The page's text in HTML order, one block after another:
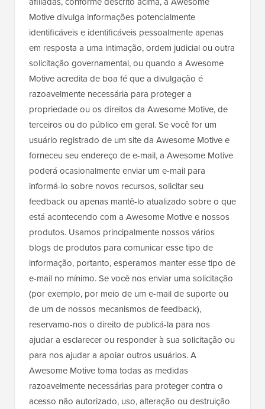
Motive divulga informações potencialmente
identificáveis e identificáveis pessoalmente apenas
em resposta a uma intimação, ordem judicial ou outra
solicitação governamental, ou quando a Awesome
Motive acredita de boa fé que a divulgação é
razoavelmente necessária para proteger a
propriedade ou os direitos da Awesome Motive, de
terceiros ou do público em geral. Se você for um
usuário registrado de um site da Awesome Motive e
forneceu seu endereço de e-mail, a Awesome Motive
poderá ocasionalmente enviar um e-mail para
informá-lo sobre novos recursos, solicitar seu
feedback ou apenas mantê-lo atualizado sobre o que
está acontecendo com a Awesome Motive e nossos
produtos. Usamos principalmente nossos vários
blogs de produtos para comunicar esse tipo de
informação, portanto, esperamos manter esse tipo de
e-mail no mínimo. Se você nos enviar uma solicitação
(por exemplo, por meio de um e-mail de suporte ou
de um de nossos mecanismos de feedback),
reservamo-nos o direito de publicá-la para nos
ajudar a esclarecer ou responder à sua solicitação ou
para nos ajudar a apoiar outros usuários. A
Awesome Motive toma todas as medidas
razoavelmente necessárias para proteger contra o
acesso não autorizado, uso, alteração ou destruição